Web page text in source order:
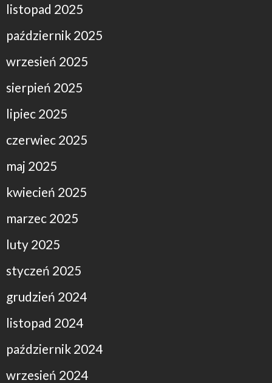
listopad 2025
październik 2025
wrzesień 2025
sierpień 2025
lipiec 2025
czerwiec 2025
maj 2025
kwiecień 2025
marzec 2025
luty 2025
styczeń 2025
grudzień 2024
listopad 2024
październik 2024
wrzesień 2024